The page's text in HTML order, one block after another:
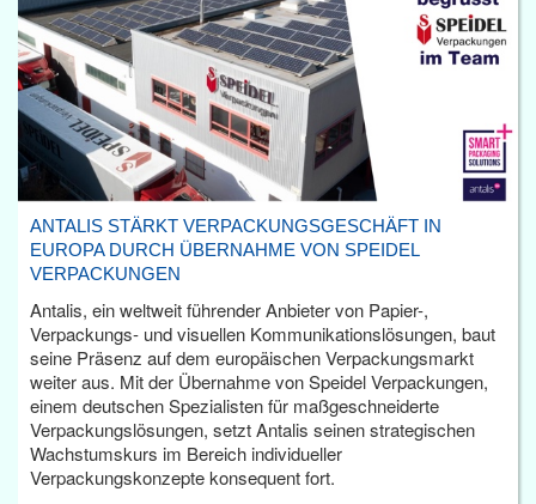
ANTALIS STÄRKT VERPACKUNGSGESCHÄFT IN
EUROPA DURCH ÜBERNAHME VON SPEIDEL
VERPACKUNGEN
Antalis, ein weltweit führender Anbieter von Papier-,
Verpackungs- und visuellen Kommunikationslösungen, baut
seine Präsenz auf dem europäischen Verpackungsmarkt
weiter aus. Mit der Übernahme von Speidel Verpackungen,
einem deutschen Spezialisten für maßgeschneiderte
Verpackungslösungen, setzt Antalis seinen strategischen
Wachstumskurs im Bereich individueller
Verpackungskonzepte konsequent fort.